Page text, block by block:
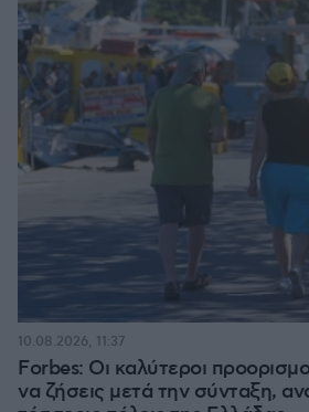
Forbes: Οι καλύτεροι
να ζήσεις μετά την σύνταξη,
10.08.2026, 11:37